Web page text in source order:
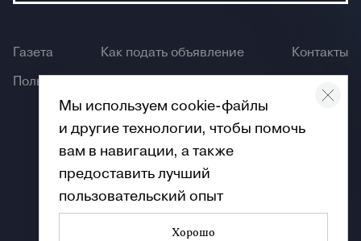
Газета Как подать объявление
Контакты
Пользование сайтом
Мы используем cookie-файлы
и другие технологии, чтобы помочь
вам в навигации, а также
предоставить лучший
пользовательский опыт
Хорошо